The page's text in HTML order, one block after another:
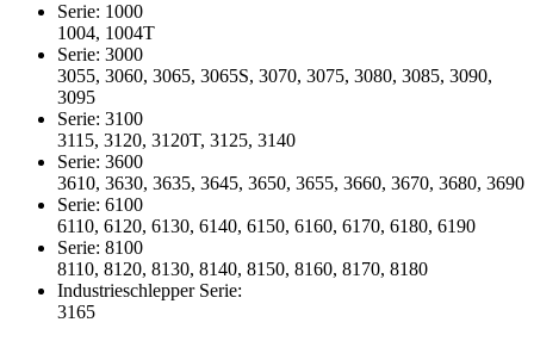
Serie: 1000
1004, 1004T
Serie: 3000
3055, 3060, 3065, 3065S, 3070, 3075, 3080, 3085, 3090,
3095
Serie: 3100
3115, 3120, 3120T, 3125, 3140
Serie: 3600
3610, 3630, 3635, 3645, 3650, 3655, 3660, 3670, 3680, 3690
Serie: 6100
6110, 6120, 6130, 6140, 6150, 6160, 6170, 6180, 6190
Serie: 8100
8110, 8120, 8130, 8140, 8150, 8160, 8170, 8180
Industrieschlepper Serie:
3165